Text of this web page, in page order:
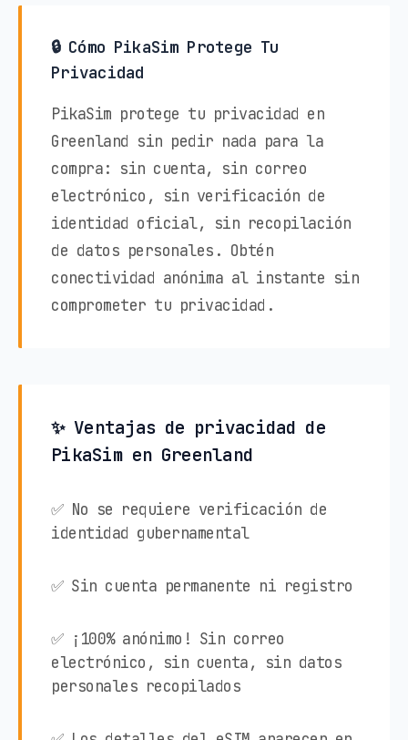
🔒 Cómo PikaSim Protege Tu
Privacidad
PikaSim protege tu privacidad en
Greenland sin pedir nada para la
compra: sin cuenta, sin correo
electrónico, sin verificación de
identidad oficial, sin recopilación
de datos personales. Obtén
conectividad anónima al instante sin
comprometer tu privacidad.
✨ Ventajas de privacidad de
PikaSim en Greenland
✅ No se requiere verificación de
identidad gubernamental
✅ Sin cuenta permanente ni registro
✅ ¡100% anónimo! Sin correo
electrónico, sin cuenta, sin datos
personales recopilados